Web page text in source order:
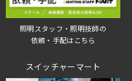
照明スタッフ・照明技師の
依頼・手配はこちら
スイッチャーマート